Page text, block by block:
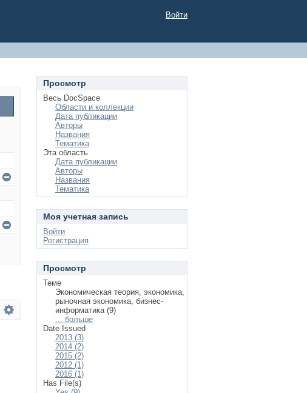
Войти
Просмотр
Весь DocSpace
Области и коллекции
Дата публикации
Авторы
Названия
Тематика
Эта область
Дата публикации
Авторы
Названия
Тематика
Моя учетная запись
Войти
Регистрация
Просмотр
Теме
Экономическая теория, экономика,
рыночная экономика, бизнес-
информатика (9)
... больше
Date Issued
2013 (3)
2014 (2)
2015 (2)
2012 (1)
2016 (1)
Has File(s)